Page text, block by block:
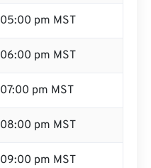
05:00 pm MST
06:00 pm MST
07:00 pm MST
08:00 pm MST
09:00 pm MST